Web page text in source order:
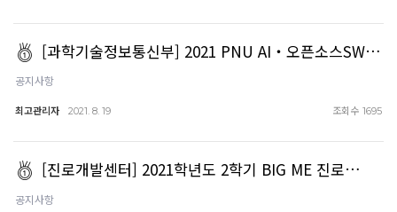
[과학기술정보통신부] 2021 PNU AI‧오픈소스SW…
공지사항
최고관리자 2021. 8. 19 조회수 1695
[진로개발센터] 2021학년도 2학기 BIG ME 진로…
공지사항